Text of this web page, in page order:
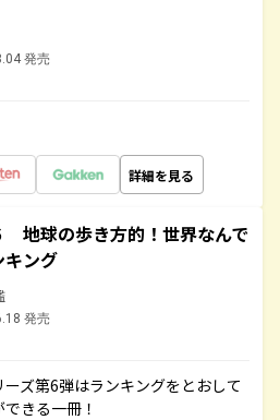
発売
詳細を見る
地球の歩き方的！世界なんで
キング
発売
ーズ第6弾はランキングをとおして
きる一冊！